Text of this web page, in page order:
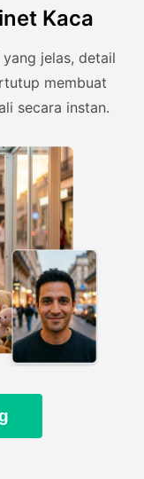
Kaca
jelas, detail
membuat
secara instan.